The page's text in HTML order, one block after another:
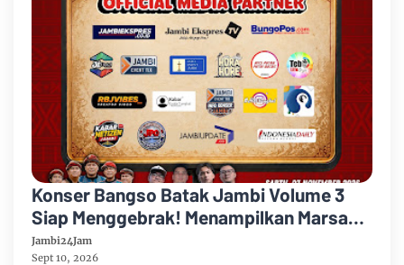
Konser Bangso Batak Jambi Volume 3
Siap Menggebrak! Menampilkan Marsada
Band, Siantar Rap Foundation, Rap Trio
Jambi24Jam
Sept 10, 2026